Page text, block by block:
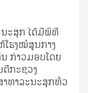
ະສຸກ ໄດ້ມີພິທີ
ໂຮງໝໍສູນກາງ
ກ່າວມອບໂດຍ
ກະຊວງ
າທາລະນະສຸກທົ່ວ